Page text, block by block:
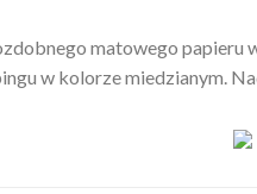
matowego
w kolorze miedzianym.